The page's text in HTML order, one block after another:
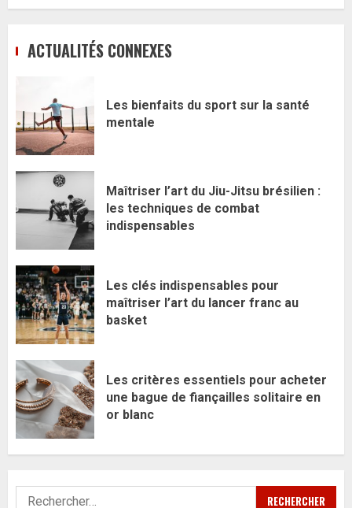
ACTUALITÉS CONNEXES
Les bienfaits du sport sur la santé
mentale
Maîtriser l’art du Jiu-Jitsu brésilien :
les techniques de combat
indispensables
Les clés indispensables pour
maîtriser l’art du lancer franc au
basket
Les critères essentiels pour acheter
une bague de fiançailles solitaire en
or blanc
Rechercher :